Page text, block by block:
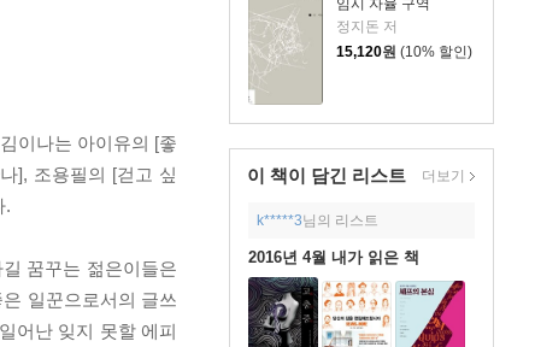
정지돈 저
15,120원 (10% 할인)
이 책이 담긴 리스트 더보기
k*****3님의 리스트
2016년 4월 내가 읽은 책
이나는 아이유의 [좋
], 조용필의 [걷고 싶
.
꿈꾸는 젊은이들은
일꾼으로서의 글쓰
어난 잊지 못할 에피